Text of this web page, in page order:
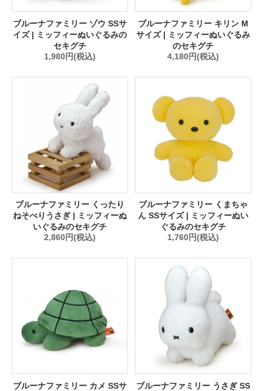
ブルーナファミリー ゾウ SSサ
イズ | ミッフィーぬいぐるみの
セキグチ
1,980円(税込)
ブルーナファミリー キリン M
サイズ | ミッフィーぬいぐるみ
のセキグチ
4,180円(税込)
ブルーナファミリー くったり
ねそべりうさぎ | ミッフィーぬ
いぐるみのセキグチ
2,860円(税込)
ブルーナファミリー くまちゃ
ん SSサイズ | ミッフィーぬい
ぐるみのセキグチ
1,760円(税込)
ブルーナファミリー カメ SSサ
ブルーナファミリー うさぎ SS